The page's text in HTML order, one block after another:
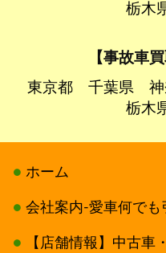
栃木
【事故車
東京都
千葉県
栃木
ホーム
会社案内-愛車何でも
【店舗情報】中古車